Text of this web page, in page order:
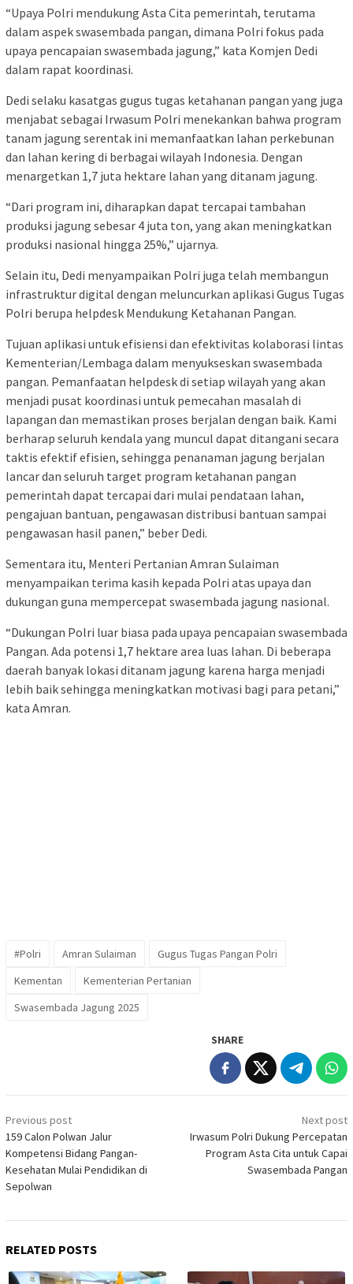
“Upaya Polri mendukung Asta Cita pemerintah, terutama
dalam aspek swasembada pangan, dimana Polri fokus pada
upaya pencapaian swasembada jagung,” kata Komjen Dedi
dalam rapat koordinasi.
Dedi selaku kasatgas gugus tugas ketahanan pangan yang juga
menjabat sebagai Irwasum Polri menekankan bahwa program
tanam jagung serentak ini memanfaatkan lahan perkebunan
dan lahan kering di berbagai wilayah Indonesia. Dengan
menargetkan 1,7 juta hektare lahan yang ditanam jagung.
“Dari program ini, diharapkan dapat tercapai tambahan
produksi jagung sebesar 4 juta ton, yang akan meningkatkan
produksi nasional hingga 25%,” ujarnya.
Selain itu, Dedi menyampaikan Polri juga telah membangun
infrastruktur digital dengan meluncurkan aplikasi Gugus Tugas
Polri berupa helpdesk Mendukung Ketahanan Pangan.
Tujuan aplikasi untuk efisiensi dan efektivitas kolaborasi lintas
Kementerian/Lembaga dalam menyukseskan swasembada
pangan. Pemanfaatan helpdesk di setiap wilayah yang akan
menjadi pusat koordinasi untuk pemecahan masalah di
lapangan dan memastikan proses berjalan dengan baik. Kami
berharap seluruh kendala yang muncul dapat ditangani secara
taktis efektif efisien, sehingga penanaman jagung berjalan
lancar dan seluruh target program ketahanan pangan
pemerintah dapat tercapai dari mulai pendataan lahan,
pengajuan bantuan, pengawasan distribusi bantuan sampai
pengawasan hasil panen,” beber Dedi.
Sementara itu, Menteri Pertanian Amran Sulaiman
menyampaikan terima kasih kepada Polri atas upaya dan
dukungan guna mempercepat swasembada jagung nasional.
“Dukungan Polri luar biasa pada upaya pencapaian swasembada
Pangan. Ada potensi 1,7 hektare area luas lahan. Di beberapa
daerah banyak lokasi ditanam jagung karena harga menjadi
lebih baik sehingga meningkatkan motivasi bagi para petani,”
kata Amran.
#Polri Amran Sulaiman
Gugus Tugas Pangan Polri
Kementan
Kementerian Pertanian
Swasembada Jagung 2025
SHARE
Post
navigation
Previous post
159 Calon Polwan Jalur
Kompetensi Bidang Pangan-
Kesehatan Mulai Pendidikan di
Sepolwan
Next post
Irwasum Polri Dukung Percepatan
Program Asta Cita untuk Capai
Swasembada Pangan
RELATED POSTS